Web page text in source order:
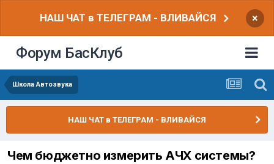
НАШ ЧАТ в ТЕЛЕГРАМ - ВЛИВАЙСЯ ×
Форум БасКлуб
Школа Автозвука
НАШ ЧАТ в ТЕЛЕГРАМ - ВЛИВАЙСЯ
Чем бюджетно измерить АЧХ системы?